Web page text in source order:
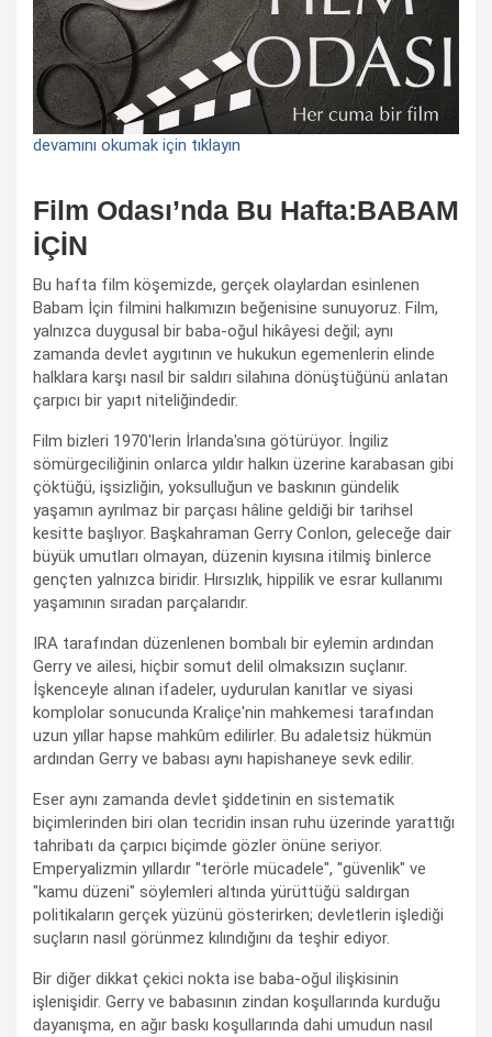
devamını okumak için tıklayın
Film Odası’nda Bu Hafta:BABAM
İÇİN
Bu hafta film köşemizde, gerçek olaylardan esinlenen
Babam İçin filmini halkımızın beğenisine sunuyoruz. Film,
yalnızca duygusal bir baba-oğul hikâyesi değil; aynı
zamanda devlet aygıtının ve hukukun egemenlerin elinde
halklara karşı nasıl bir saldırı silahına dönüştüğünü anlatan
çarpıcı bir yapıt niteliğindedir.
Film bizleri 1970'lerin İrlanda'sına götürüyor. İngiliz
sömürgeciliğinin onlarca yıldır halkın üzerine karabasan gibi
çöktüğü, işsizliğin, yoksulluğun ve baskının gündelik
yaşamın ayrılmaz bir parçası hâline geldiği bir tarihsel
kesitte başlıyor. Başkahraman Gerry Conlon, geleceğe dair
büyük umutları olmayan, düzenin kıyısına itilmiş binlerce
gençten yalnızca biridir. Hırsızlık, hippilik ve esrar kullanımı
yaşamının sıradan parçalarıdır.
IRA tarafından düzenlenen bombalı bir eylemin ardından
Gerry ve ailesi, hiçbir somut delil olmaksızın suçlanır.
İşkenceyle alınan ifadeler, uydurulan kanıtlar ve siyasi
komplolar sonucunda Kraliçe'nin mahkemesi tarafından
uzun yıllar hapse mahkûm edilirler. Bu adaletsiz hükmün
ardından Gerry ve babası aynı hapishaneye sevk edilir.
Eser aynı zamanda devlet şiddetinin en sistematik
biçimlerinden biri olan tecridin insan ruhu üzerinde yarattığı
tahribatı da çarpıcı biçimde gözler önüne seriyor.
Emperyalizmin yıllardır "terörle mücadele", "güvenlik" ve
"kamu düzeni" söylemleri altında yürüttüğü saldırgan
politikaların gerçek yüzünü gösterirken; devletlerin işlediği
suçların nasıl görünmez kılındığını da teşhir ediyor.
Bir diğer dikkat çekici nokta ise baba-oğul ilişkisinin
işlenişidir. Gerry ve babasının zindan koşullarında kurduğu
dayanışma, en ağır baskı koşullarında dahi umudun nasıl